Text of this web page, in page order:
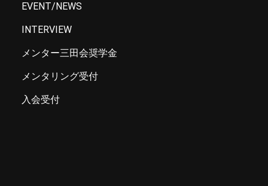
EVENT/NEWS
INTERVIEW
メンター三田会奨学金
メンタリング受付
入会受付